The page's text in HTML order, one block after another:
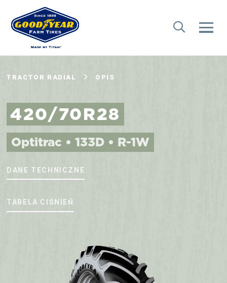
TRACTOR RADIAL OPIS
420/70R28
Optitrac • 133D • R-1W
DANE TECHNICZNE
TABELA CIŚNIEŃ